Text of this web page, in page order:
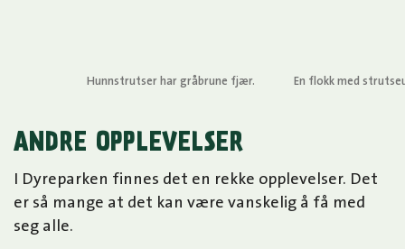
Hunnstrutser har gråbrune fjær. En flokk med
ANDRE OPPLEVELSER
I Dyreparken finnes det en rekke opplevelser. Det
er så mange at det kan være vanskelig å få med
seg alle.